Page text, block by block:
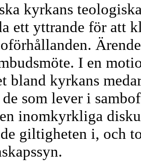
kyrkans
ett yttrande för att
I en
bland kyrkans
som lever i
inomkyrkliga
giltigheten i, och